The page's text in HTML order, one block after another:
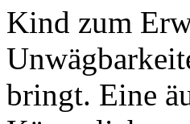
Kind zum
bringt. Eine